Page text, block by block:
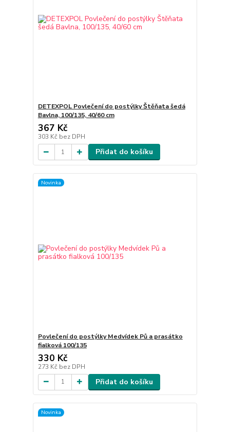
DETEXPOL Povlečení do postýlky Štěňata šedá
Bavlna, 100/135, 40/60 cm
367 Kč
303 Kč bez DPH
Přidat do košíku
Novinka
Povlečení do postýlky Medvídek Pů a prasátko
fialková 100/135
330 Kč
273 Kč bez DPH
Přidat do košíku
Novinka